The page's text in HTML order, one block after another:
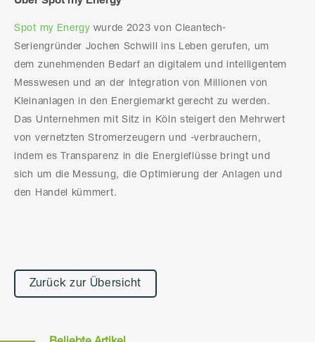
Spot my Energywurde 2023 von Cleantech-
Seriengründer Jochen Schwill ins Leben gerufen, um
dem zunehmenden Bedarf an digitalem und intelligentem
Messwesen und an der Integration von Millionen von
Kleinanlagen in den Energiemarkt gerecht zu werden.
Das Unternehmen mit Sitz in Köln steigert den Mehrwert
von vernetzten Stromerzeugern und -verbrauchern,
indem es Transparenz in die Energieflüsse bringt und
sich um die Messung, die Optimierung der Anlagen und
den Handel kümmert.
Zurück zur Übersicht